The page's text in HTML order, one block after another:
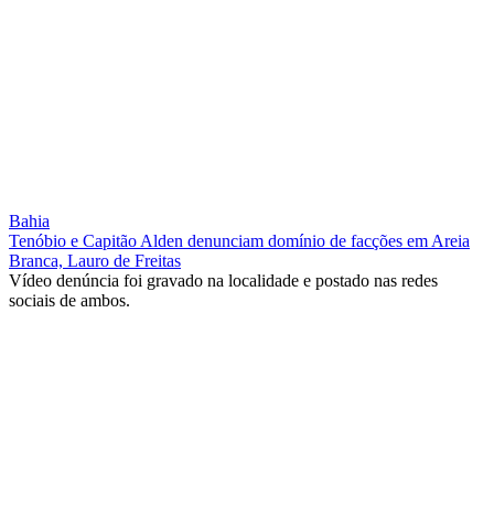
Bahia
Tenóbio e Capitão Alden denunciam domínio de facções em Areia
Branca, Lauro de Freitas
Vídeo denúncia foi gravado na localidade e postado nas redes
sociais de ambos.